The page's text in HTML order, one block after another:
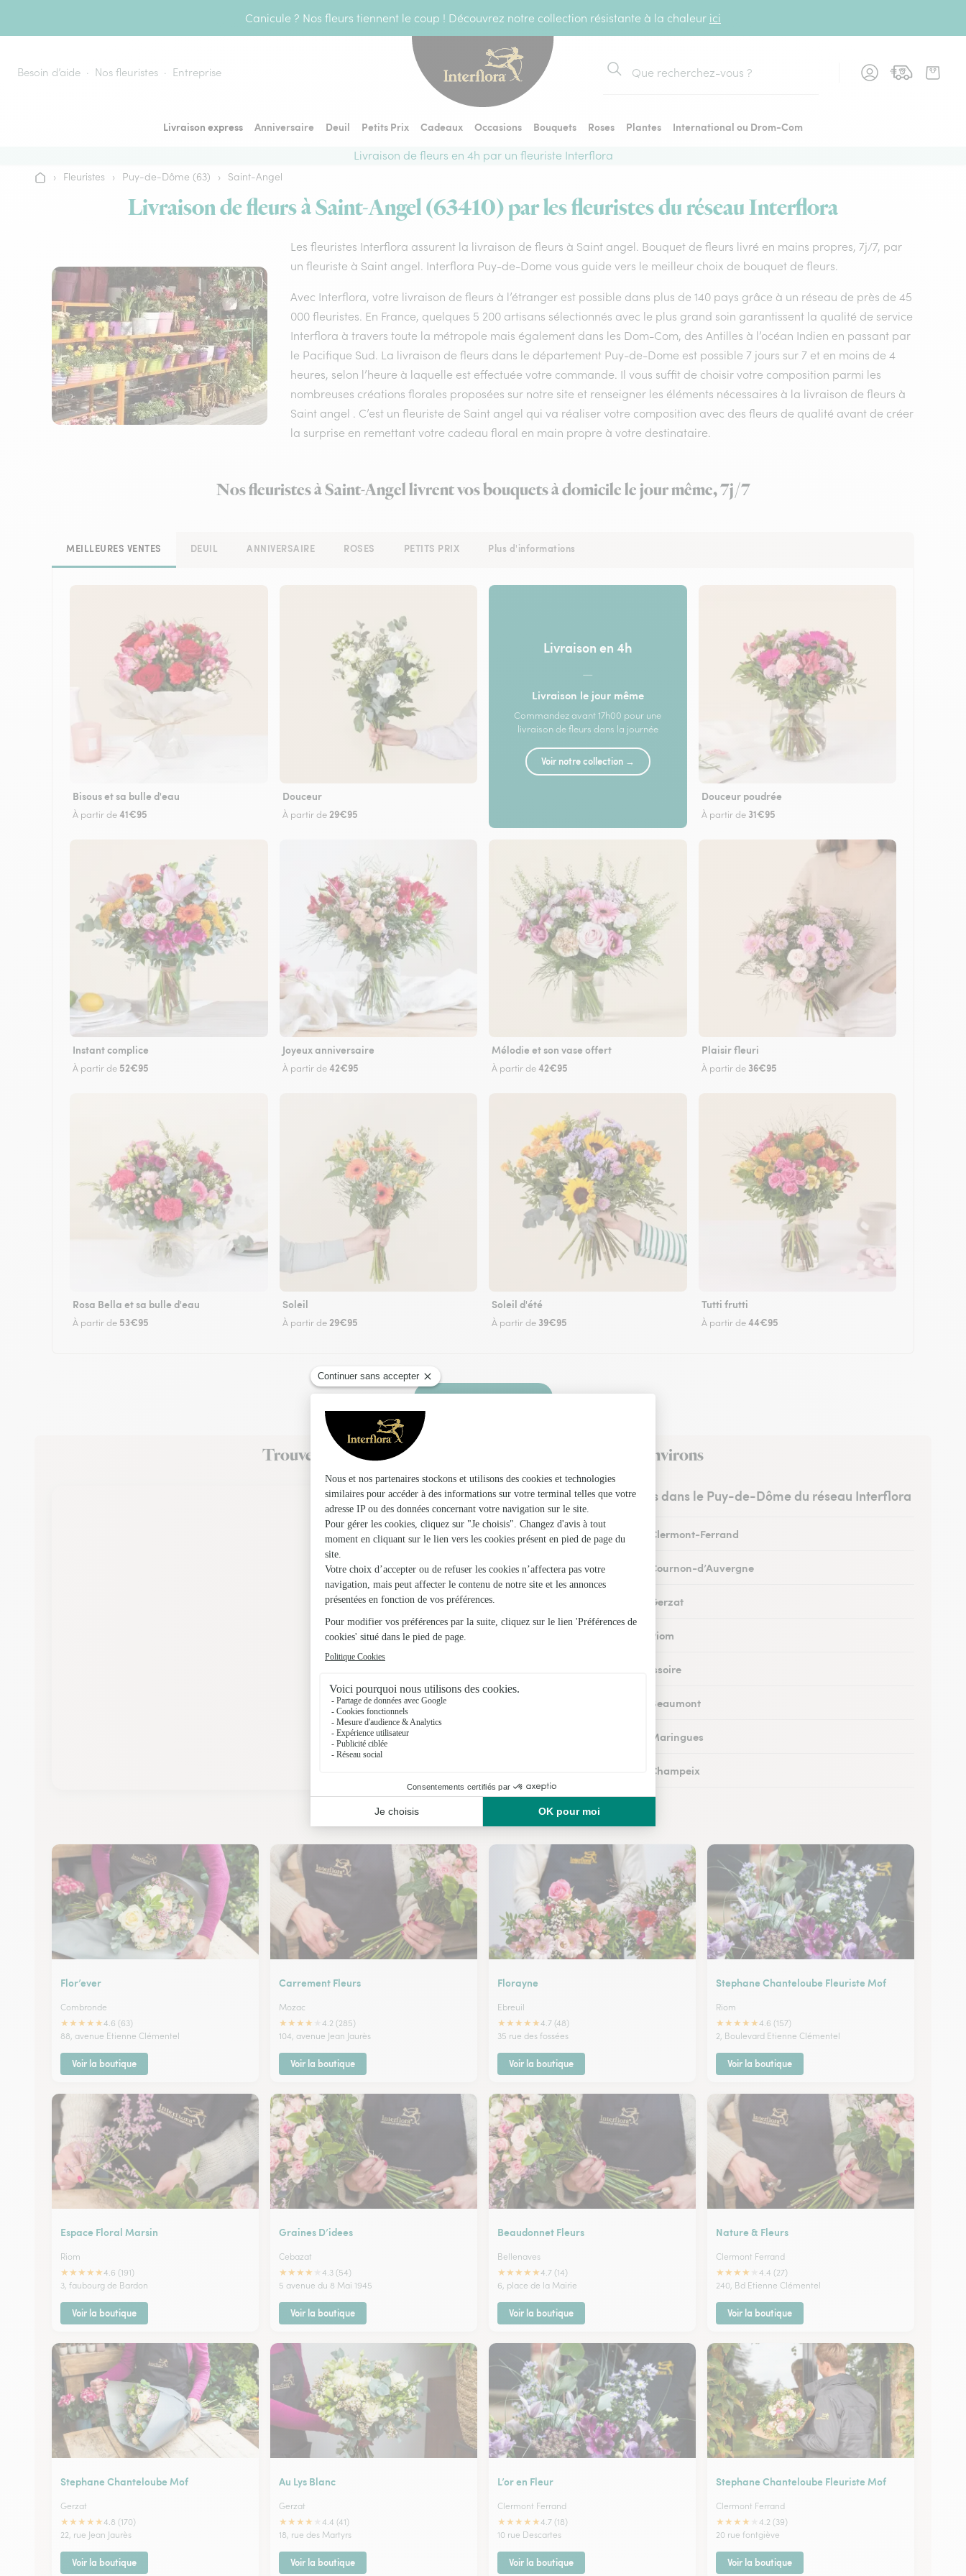
Canicule ? Nos fleurs tiennent le coup ! Découvrez notre collection résistante à la chaleur ici
Besoin d’aide Nos fleuristes Entreprise
Rechercher
Livraison express Anniversaire Deuil Petits Prix Cadeaux Occasions Bouquets Roses Plantes
International ou Drom-Com
Livraison de fleurs en 4h par un fleuriste Interflora
Accueil
› Fleuristes › Puy-de-Dôme (63) › Saint-Angel
Livraison de fleurs à Saint-Angel (63410) par les fleuristes du réseau Interflora
Les fleuristes Interflora assurent la livraison de fleurs à Saint angel. Bouquet de fleurs livré en mains propres, 7j/7, par
un fleuriste à Saint angel. Interflora Puy-de-Dome vous guide vers le meilleur choix de bouquet de fleurs.
Avec Interflora, votre livraison de fleurs à l’étranger est possible dans plus de 140 pays grâce à un réseau de près de 45
000 fleuristes. En France, quelques 5 200 artisans sélectionnés avec le plus grand soin garantissent la qualité de service
Interflora à travers toute la métropole mais également dans les Dom-Com, des Antilles à l’océan Indien en passant par
le Pacifique Sud. La livraison de fleurs dans le département Puy-de-Dome est possible 7 jours sur 7 et en moins de 4
heures, selon l’heure à laquelle est effectuée votre commande. Il vous suffit de choisir votre composition parmi les
nombreuses créations florales proposées sur notre site et renseigner les éléments nécessaires à la livraison de fleurs à
Saint angel . C’est un fleuriste de Saint angel qui va réaliser votre composition avec des fleurs de qualité avant de créer
la surprise en remettant votre cadeau floral en main propre à votre destinataire.
Nos fleuristes à Saint-Angel livrent vos bouquets à domicile le jour même, 7j/7
MEILLEURES VENTES DEUIL ANNIVERSAIRE ROSES PETITS PRIX Plus d'informations
Bisous et sa bulle d'eau
À partir de41€95
Douceur
À partir de 29€95
Livraison en 4h
—
Livraison le jour même
Commandez avant 17h00 pour une
livraison de fleurs dans la journée
Voir notre collection →
Douceur poudrée
À partir de 31€95
Instant complice
À partir de 52€95
Joyeux anniversaire
À partir de42€95
Mélodie et son vase offert
À partir de42€95
Plaisir fleuri
À partir de 36€95
Rosa Bella et sa bulle d'eau
À partir de 53€95
Soleil
À partir de 29€95
Soleil d'été
À partir de 39€95
Tutti frutti
À partir de44€95
Faire livrer des fleurs
Trouvez un fleuriste Interflora à Saint-Angel et dans ses environs
Les fleuristes dans le Puy-de-Dôme du réseau Interflora
Fleuristes à Clermont-Ferrand
Fleuristes à Cournon-d’Auvergne
Fleuristes à Gerzat
Fleuristes à Riom
Fleuristes à Issoire
Fleuristes à Beaumont
Fleuristes à Maringues
Fleuristes à Champeix
Nos fleuristes à Saint-Angel
Flor’ever
Combronde
★★★★★4.6 (63)
88, avenue Etienne Clémentel
Voir la boutique
Carrement Fleurs
Mozac
★★★★
4.2 (285)
104, avenue Jean Jaurès
Voir la boutique
Florayne
Ebreuil
★★★★★4.7 (48)
35 rue des fossées
Voir la boutique
Stephane Chanteloube Fleuriste Mof
Riom
★★★★★4.6 (157)
2, Boulevard Etienne Clémentel
Voir la boutique
Espace Floral Marsin
Riom
★★★★★4.6 (191)
3, faubourg de Bardon
Voir la boutique
Graines D’idees
Cebazat
★★★★
4.3 (54)
5 avenue du 8 Mai 1945
Voir la boutique
Beaudonnet Fleurs
Bellenaves
★★★★★4.7 (14)
6, place de la Mairie
Voir la boutique
Nature & Fleurs
Clermont Ferrand
★★★★
4.4 (27)
240, Bd Etienne Clémentel
Voir la boutique
Stephane Chanteloube Mof
Gerzat
★★★★★4.8 (170)
22, rue Jean Jaurès
Voir la boutique
Au Lys Blanc
Gerzat
★★★★
4.4 (41)
18, rue des Martyrs
Voir la boutique
L’or en Fleur
Clermont Ferrand
★★★★★4.7 (18)
10 rue Descartes
Voir la boutique
Stephane Chanteloube Fleuriste Mof
Clermont Ferrand
★★★★
4.2 (39)
20 rue fontgiève
Voir la boutique